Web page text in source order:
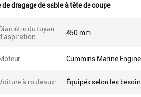
de dragage de sable à tête de coupe
Diamètre du tuyau
450 mm
Moteur: Cummins Marine Engine
à rouleaux: Équipés selon les